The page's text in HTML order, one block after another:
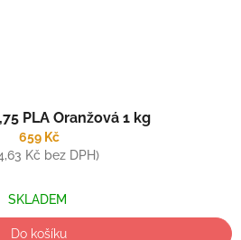
PLA Oranžová 1 kg
659 Kč
Kč bez DPH)
SKLADEM
Do košíku